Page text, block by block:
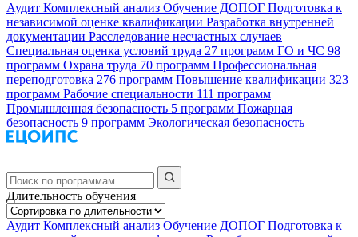
Аудит Комплексный анализ Обучение ДОПОГ Подготовка к
независимой оценке квалификации Разработка внутренней
документации Расследование несчастных случаев
Специальная оценка условий труда 27 программ ГО и ЧС 98
программ Охрана труда 70 программ Профессиональная
переподготовка 276 программ Повышение квалификации 323
программ Рабочие специальности 111 программ
Промышленная безопасность 5 программ Пожарная
безопасность 9 программ Экологическая безопасность
Длительность обучения
Аудит Комплексный анализ Обучение ДОПОГ Подготовка к